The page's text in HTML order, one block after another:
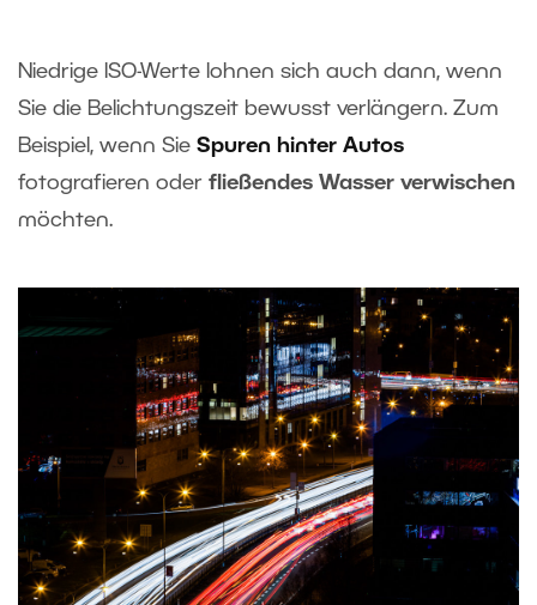
Niedrige ISO-Werte lohnen sich auch dann, wenn
Sie die Belichtungszeit bewusst verlängern. Zum
Beispiel, wenn Sie Spuren hinter Autos
fotografieren oder fließendes Wasser verwischen
möchten.